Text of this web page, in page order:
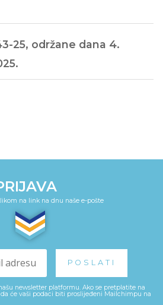
25, održane dana 4.
na link na dnu naše e-pošte
newsletter platformu. Ako se pretplatite na
će vaši podaci biti proslijeđeni Mailchimpu na